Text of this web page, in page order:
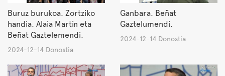
Buruz burukoa. Zortziko
handia. Alaia Martin eta
Beñat Gaztelemendi.
2024-12-14 Donostia
Ganbara. Beñat
Gaztelumendi.
2024-12-14 Donostia